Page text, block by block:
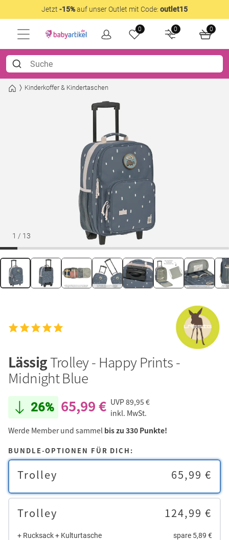
Jetzt -15%auf unser Outlet mit Code: outlet15
0 0 0
Kinderkoffer & Kindertaschen
1 / 13
LässigTrolley - Happy Prints -
Midnight Blue
26% 65,99 € UVP89,95 €
inkl. MwSt.
Werde Member und sammel bis zu 330 Punkte!
BUNDLE-OPTIONEN FÜR DICH:
Trolley 65,99 €
Trolley
+ Rucksack + Kulturtasche
124,99 €
spare 5,89 €